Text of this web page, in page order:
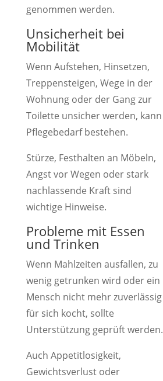
genommen werden.
Unsicherheit bei
Mobilität
Wenn Aufstehen, Hinsetzen,
Treppensteigen, Wege in der
Wohnung oder der Gang zur
Toilette unsicher werden, kann
Pflegebedarf bestehen.
Stürze, Festhalten an Möbeln,
Angst vor Wegen oder stark
nachlassende Kraft sind
wichtige Hinweise.
Probleme mit Essen
und Trinken
Wenn Mahlzeiten ausfallen, zu
wenig getrunken wird oder ein
Mensch nicht mehr zuverlässig
für sich kocht, sollte
Unterstützung geprüft werden.
Auch Appetitlosigkeit,
Gewichtsverlust oder